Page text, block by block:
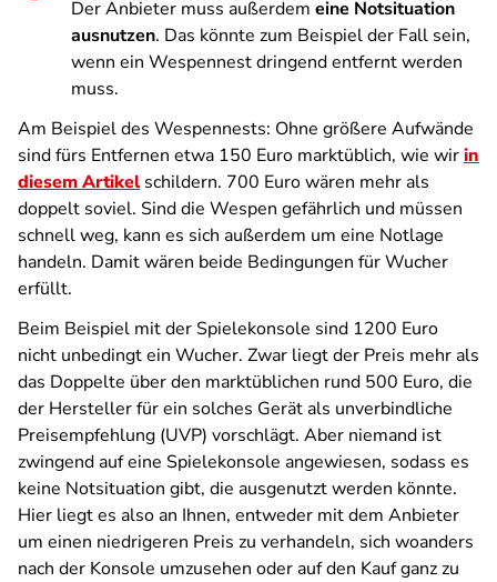
Der Anbieter muss außerdem eine Notsituation
ausnutzen. Das könnte zum Beispiel der Fall sein,
wenn ein Wespennest dringend entfernt werden
muss.
Am Beispiel des Wespennests: Ohne größere Aufwände
sind fürs Entfernen etwa 150 Euro marktüblich, wie wirin
diesem Artikelschildern. 700 Euro wären mehr als
doppelt soviel. Sind die Wespen gefährlich und müssen
schnell weg, kann es sich außerdem um eine Notlage
handeln. Damit wären beide Bedingungen für Wucher
erfüllt.
Beim Beispiel mit der Spielekonsole sind 1200 Euro
nicht unbedingt ein Wucher. Zwar liegt der Preis mehr als
das Doppelte über den marktüblichen rund 500 Euro, die
der Hersteller für ein solches Gerät als unverbindliche
Preisempfehlung (UVP) vorschlägt. Aber niemand ist
zwingend auf eine Spielekonsole angewiesen, sodass es
keine Notsituation gibt, die ausgenutzt werden könnte.
Hier liegt es also an Ihnen, entweder mit dem Anbieter
um einen niedrigeren Preis zu verhandeln, sich woanders
nach der Konsole umzusehen oder auf den Kauf ganz zu